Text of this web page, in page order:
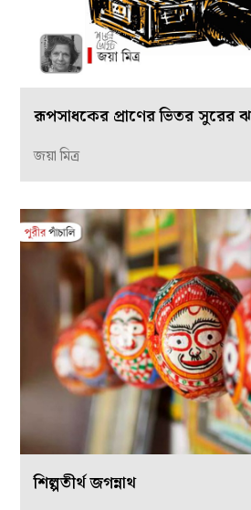
রূপসাধকের প্রাণের ভিতর সুরের
জয়া মিত্র
শিল্পতীর্থ জগন্নাথ